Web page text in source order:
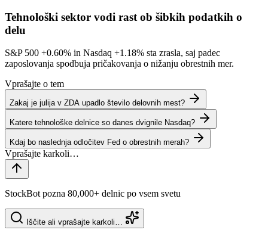
Tehnološki sektor vodi rast ob šibkih podatkih o
delu
S&P 500 +0.60% in Nasdaq +1.18% sta zrasla, saj padec
zaposlovanja spodbuja pričakovanja o nižanju obrestnih mer.
Vprašajte o tem
Zakaj je julija v ZDA upadlo število delovnih mest?
Katere tehnološke delnice so danes dvignile Nasdaq?
Kdaj bo naslednja odločitev Fed o obrestnih merah?
StockBot pozna 80,000+ delnic po vsem svetu
Iščite ali vprašajte karkoli…